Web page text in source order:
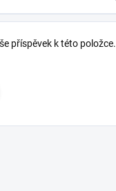
příspěvek k této položce.